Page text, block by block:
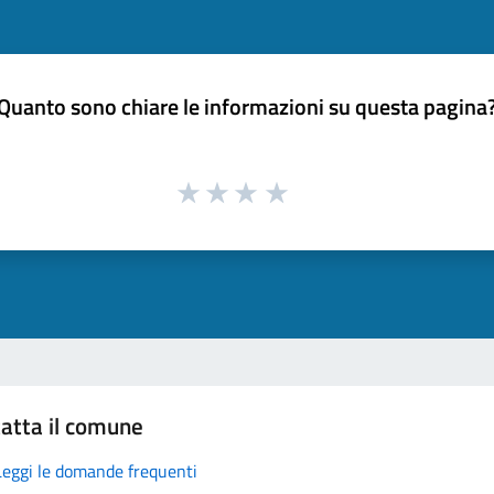
sono chiare le informazioni su questa
il comune
le domande frequenti